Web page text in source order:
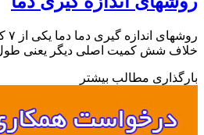
شش کمیت اصلی دیگر یعنی طول ،…
مطالب بیشتر